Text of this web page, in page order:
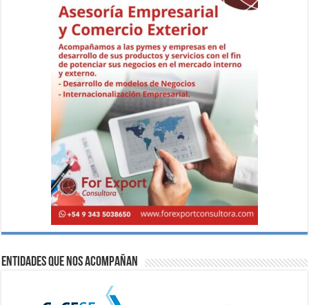
Entidades que nos acompañan